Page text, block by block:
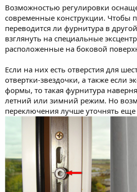
Возможностью регулировки
современные конструкции. Чтобы
переводится ли фурнитура в
взглянуть на специальные
расположенные на боковой
Если на них есть отверстия для
отвертки-звездочки, а также если
формы, то такая фурнитура
летний или зимний режим. Но
переключения лучше уточнять еще